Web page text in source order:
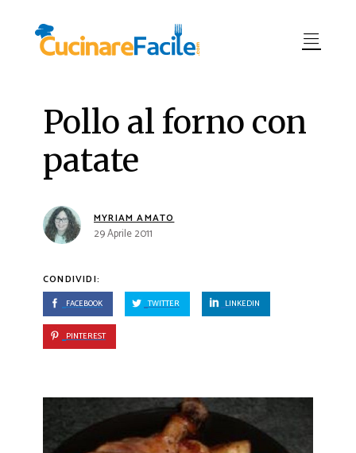
Pollo al forno con
patate
MYRIAM AMATO
29 Aprile 2011
CONDIVIDI:
FACEBOOK TWITTER LINKEDIN
PINTEREST